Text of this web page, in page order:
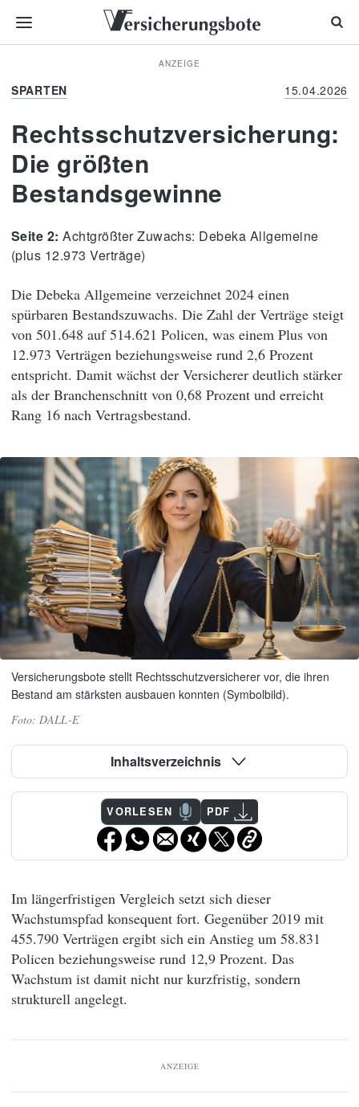
ANZEIGE
SPARTEN 15.04.2026
Rechtsschutzversicherung:
Die größten
Bestandsgewinne
Achtgrößter Zuwachs: Debeka Allgemeine
(plus 12.973 Verträge)
Die Debeka Allgemeine verzeichnet 2024 einen
spürbaren Bestandszuwachs. Die Zahl der Verträge steigt
von 501.648 auf 514.621 Policen, was einem Plus von
12.973 Verträgen beziehungsweise rund 2,6 Prozent
entspricht. Damit wächst der Versicherer deutlich stärker
als der Branchenschnitt von 0,68 Prozent und erreicht
Rang 16 nach Vertragsbestand.
Versicherungsbote stellt Rechtsschutzversicherer vor, die ihren
Bestand am stärksten ausbauen konnten (Symbolbild).
DALL-E
Inhaltsverzeichnis
VORLESEN PDF
Im längerfristigen Vergleich setzt sich dieser
Wachstumspfad konsequent fort. Gegenüber 2019 mit
455.790 Verträgen ergibt sich ein Anstieg um 58.831
Policen beziehungsweise rund 12,9 Prozent. Das
Wachstum ist damit nicht nur kurzfristig, sondern
strukturell angelegt.
ANZEIGE